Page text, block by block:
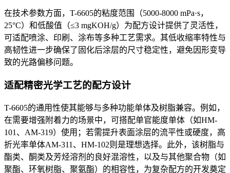
在技术参数方面，T-6605的粘度范围（5000-8000 mPa·s，
25°C）和低酸值（≤3 mgKOH/g）为配方设计提供了灵活性，
可适配喷涂、印刷、涂布等多种工艺需求。其低收缩率特性与
高韧性进一步确保了固化后涂层的尺寸稳定性，避免因形变导
致的光路偏移问题。
适配精密光学工艺的配方设计
T-6605的通用性使其能够与多种功能单体及树脂兼容。例如，
在需要增强附着力的场景中，可搭配单官能度单体（如HM-
101、AM-319）使用；若需提升表面涂层的流平性或硬度，高
折光率单体AM-311、HM-102则是理想选择。此外，该树脂与
酯类、酮类及芳烃溶剂的良好混溶性，以及与其他聚合物（如
聚酯、环氧树脂、聚氨酯）的相容性，为复杂配方的开发奠定